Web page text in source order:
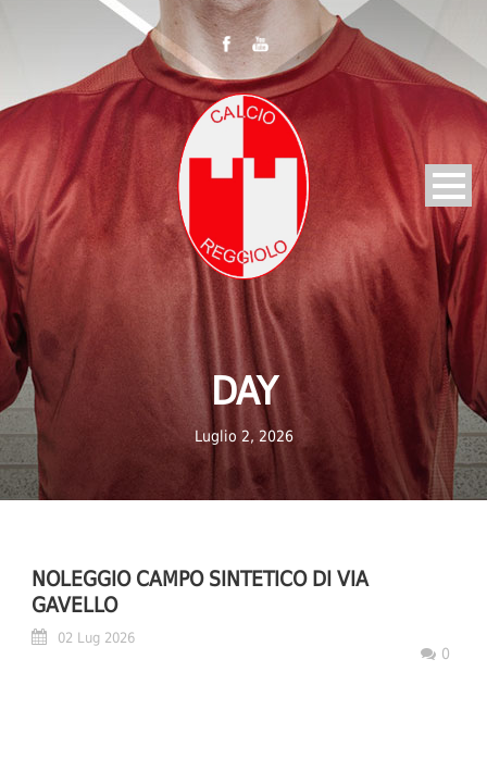
DAY
Luglio 2, 2026
NOLEGGIO CAMPO SINTETICO DI VIA
GAVELLO
02 Lug 2026
0